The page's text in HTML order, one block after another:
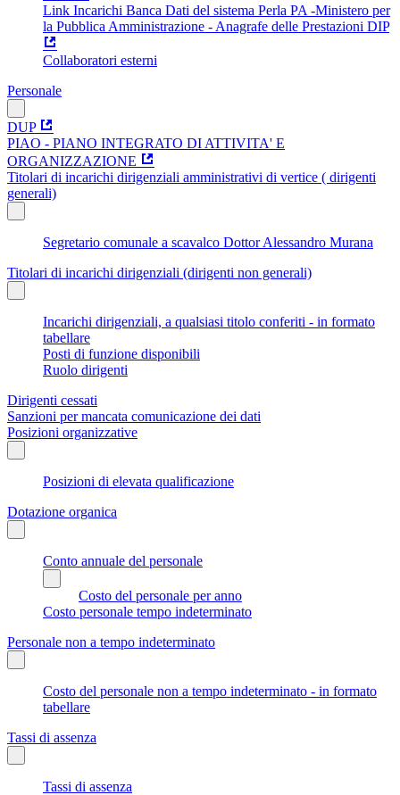
Link Incarichi Banca Dati del sistema Perla PA -Ministero per
la Pubblica Amministrazione - Anagrafe delle Prestazioni DIP
Collaboratori esterni
Personale
DUP
PIAO - PIANO INTEGRATO DI ATTIVITA' E
ORGANIZZAZIONE
Titolari di incarichi dirigenziali amministrativi di vertice ( dirigenti
generali)
Segretario comunale a scavalco Dottor Alessandro Murana
Titolari di incarichi dirigenziali (dirigenti non generali)
Incarichi dirigenziali, a qualsiasi titolo conferiti - in formato
tabellare
Posti di funzione disponibili
Ruolo dirigenti
Dirigenti cessati
Sanzioni per mancata comunicazione dei dati
Posizioni organizzative
Posizioni di elevata qualificazione
Dotazione organica
Conto annuale del personale
Costo del personale per anno
Costo personale tempo indeterminato
Personale non a tempo indeterminato
Costo del personale non a tempo indeterminato - in formato
tabellare
Tassi di assenza
Tassi di assenza